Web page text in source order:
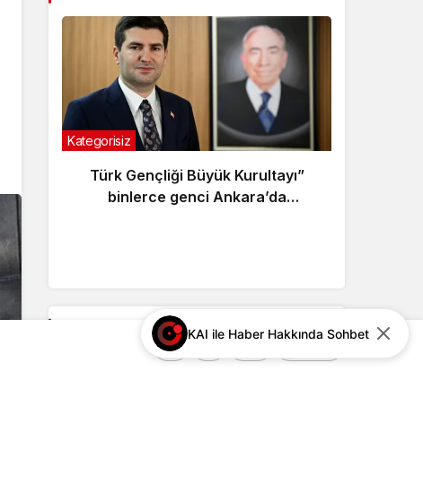
+ Paylaş
Kategorisiz
Türk Gençliği Büyük Kurultayı”
binlerce genci Ankara’da
Gündemden HaberlerKAI ile Haber Hakkında Sohbet